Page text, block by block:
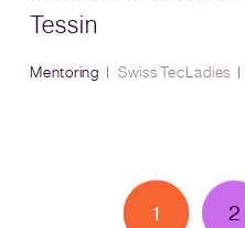
Tessin
Mentoring Swiss TecLadies
1 2